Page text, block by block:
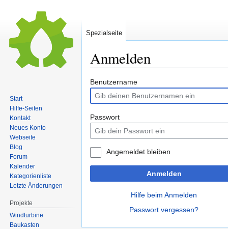
Anmelden
Zur
Navigation
springen
Zur
Suche
springen
Benutzername
Passwort
Angemeldet bleiben
Anmelden
Hilfe beim Anmelden
Passwort vergessen?
Spezialseite
Start
Hilfe-Seiten
Kontakt
Neues Konto
Webseite
Blog
Forum
Kalender
Kategorienliste
Letzte Änderungen
Projekte
Windturbine
Baukasten